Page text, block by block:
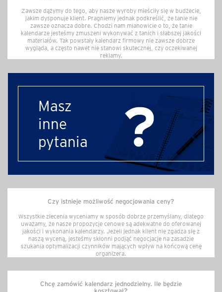
Zawsze dążymy do tego, aby nasze wyroby mieściły się w budżecie,
jakim dysponuje klient. Pragniemy jednak podkreślić, że tanie nie
zawsze oznacza dobre. Chodzi nam mianowicie o to, że tanie
kalendarze jesteśmy zmuszeni wykonywać z tanich i słabszej jakości
materiałów. Tak powstały kalendarz firmowy nie zawsze dobrze
wygląda, a często nawet nie stanowi skutecznej, czy oczekiwanej
reklamy.
Masz
inne
pytania
Czy istnieje możliwość negocjowania ceny?
Wszystkie zlecenia wyceniamy w sposób dobrze przemyślany, dlatego
uważamy, że nasze propozycje cenowe są adekwatne do oferowanej
jakości i wykonania kalendarzy. Jeżeli jednak klient nie zgadza się z
naszą wyceną, jesteśmy skłonni podjąć negocjacje na zasadzie
szukania optymalizacji czynników mających wpływ na końcową cenę
organizera.
Chcę zamówić kalendarz jednodzielny. Ile będzie